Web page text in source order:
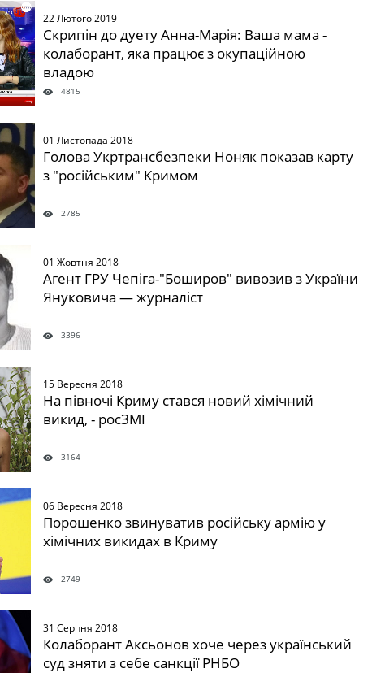
22 Лютого 2019
Скрипін до дуету Анна-Марія: Ваша мама -
колаборант, яка працює з окупаційною
владою
4815
01 Листопада 2018
Голова Укртрансбезпеки Ноняк показав карту
з "російським" Кримом
2785
01 Жовтня 2018
Агент ГРУ Чепіга-"Боширов" вивозив з України
Януковича — журналіст
3396
15 Вересня 2018
На півночі Криму стався новий хімічний
викид, - росЗМІ
3164
06 Вересня 2018
Порошенко звинуватив російську армію у
хімічних викидах в Криму
2749
31 Серпня 2018
Колаборант Аксьонов хоче через український
суд зняти з себе санкції РНБО